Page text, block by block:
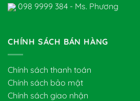
098 9999 384 - Ms. Phương
CHÍNH SÁCH BÁN HÀNG
Chính sách thanh toán
Chính sách bảo mật
Chính sách giao nhận